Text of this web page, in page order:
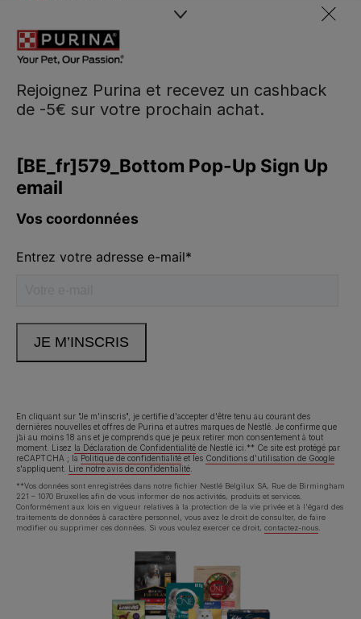
Rejoignez Purina et recevez un cashback
de -5€ sur votre prochain achat.
En cliquant sur "Je m'inscris", je certifie d'accepter d'être tenu au courant des
dernières nouvelles et offres de Purina et autres marques de Nestlé. Je confirme que
j’ai au moins 18 ans et je comprends que je peux retirer mon consentement à tout
moment. Lisez la Déclaration de Confidentialité de Nestlé ici.** Ce site est protégé par
reCAPTCHA ; la Politique de confidentialité et les Conditions d'utilisation de Google
s'appliquent.
Lire notre avis de confidentialité
**Vos données sont enregistrées dans notre fichier Nestlé Belgilux SA, Rue de Birmingham
221 – 1070 Bruxelles afin de vous informer de nos activités, produits et services.
Conformément aux lois en vigueur relatives à la protection de la vie privée et à l'égard des
traitements de données à caractère personnel, vous avez le droit de consulter, de faire
modifier ou supprimer ces données. Si vous voulez exercer ce droit, contactez-nous.
Neem contact met ons op
Déclaration d'accessibilité Conditions d’utilisation
Avis de confidentialité Cookies